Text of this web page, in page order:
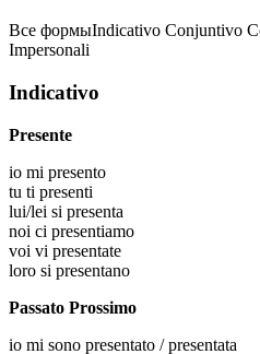
Все формыIndicativo Conjuntivo
Impersonali
Indicativo
Presente
io mi presento
tu ti presenti
lui/lei si presenta
noi ci presentiamo
voi vi presentate
loro si presentano
Passato Prossimo
io mi sono presentato / presentata